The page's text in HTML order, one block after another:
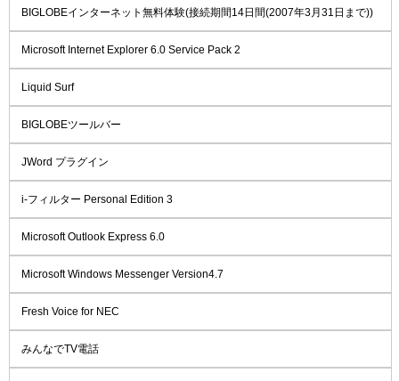
BIGLOBEインターネット無料体験(接続期間14日間(2007年3月31日まで))
Microsoft Internet Explorer 6.0 Service Pack 2
Liquid Surf
BIGLOBEツールバー
JWord プラグイン
i-フィルター Personal Edition 3
Microsoft Outlook Express 6.0
Microsoft Windows Messenger Version4.7
Fresh Voice for NEC
みんなでTV電話